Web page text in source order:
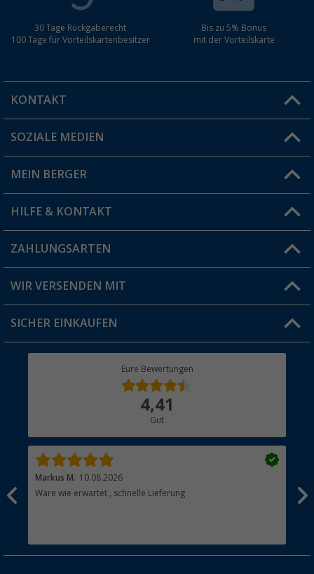
30 Tage Rückgaberecht
100 Tage für Vorteilskartenbesitzer
Bis zu 5% Bonus
mit der Vorteilskarte
KONTAKT
Du hast eine Frage?
Filiale finden
SOZIALE MEDIEN
MEIN BERGER
Vorteilskarte
Blog
Jobs & Karriere
HILFE & KONTAKT
FAQ & Kontakt
Versandinformationen
Rücksendung
ZAHLUNGSARTEN
WIR VERSENDEN MIT
SICHER EINKAUFEN
Eure Bewertungen
4,41
Gut
Markus M. 10.08.2026
Ware wie erwartet , schnelle Lieferung